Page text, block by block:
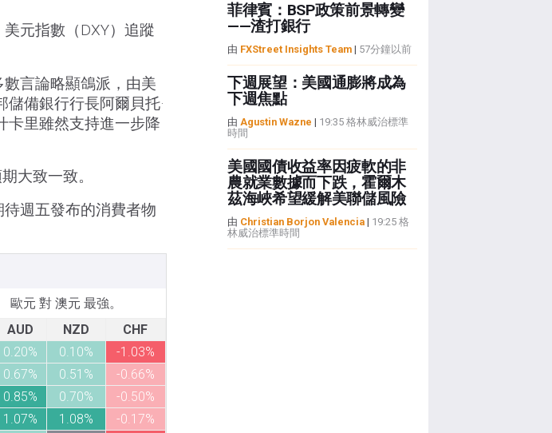
元指數（DXY）追蹤
言論略顯鴿派，由美
備銀行行長阿爾貝托·
卡里雖然支持進一步降
大致一致。
週五發布的消費者物
歐元 對 澳元 最強。
AUD NZD
CHF
0.20% 0.10%
-1.03%
0.67% 0.51%
-0.66%
0.85% 0.70%
-0.50%
1.07% 1.08%
-0.17%
菲律賓：BSP政策前景轉變
——渣打銀行
由 FXStreet Insights Team| 57分鐘以前
下週展望：美國通膨將成為
下週焦點
由 Agustin Wazne | 19:35 格林威治標準
時間
美國國債收益率因疲軟的非
農就業數據而下跌，霍爾木
茲海峽希望緩解美聯儲風險
由 Christian Borjon Valencia| 19:25 格
林威治標準時間